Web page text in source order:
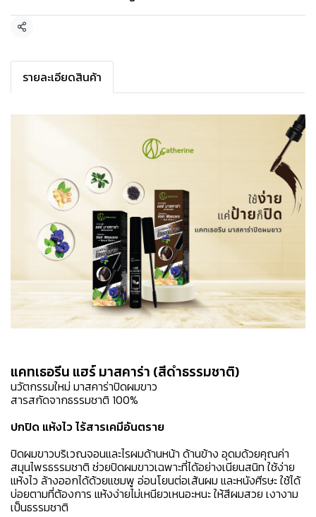
Share
รายละเอียดสินค้า
แคทเธอรีน แฮร์ มาสคาร่า (สีดำธรรมชาติ)
นวัตกรรมใหม่ มาสคาร่าปิดผมขาว
สารสกัดจากธรรมชาติ 100%
ปกปิด แห้งไว ไร้สารเคมีอันตราย
ปิดผมขาวบริเวณจอนและไรผมด้านหน้า ด้านข้าง อุดมด้วยคุณค่า
สมุนไพรธรรมชาติ ช่วยปิดผมขาวเฉพาะที่ได้อย่างเนียนสนิท ใช้ง่าย
แห้งไว ล้างออกได้ด้วยแชมพู อ่อนโยนต่อเส้นผม และหนังศีรษะ ใช้ได้
บ่อยตามที่ต้องการ แห้งง่ายไม่เหนียวเหนอะหนะ ให้สีผมสวย เงางาม
เป็นธรรมชาติ